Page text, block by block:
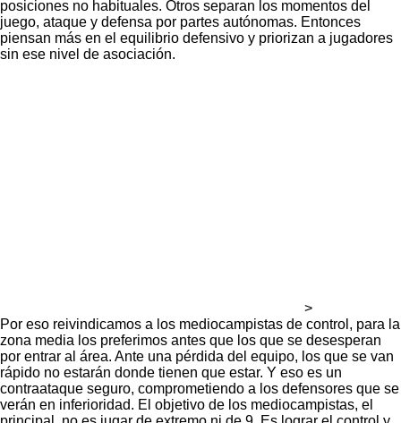
posiciones no habituales. Otros separan los momentos del
juego, ataque y defensa por partes autónomas. Entonces
piensan más en el equilibrio defensivo y priorizan a jugadores
sin ese nivel de asociación.
>
Por eso reivindicamos a los mediocampistas de control, para la
zona media los preferimos antes que los que se desesperan
por entrar al área. Ante una pérdida del equipo, los que se van
rápido no estarán donde tienen que estar. Y eso es un
contraataque seguro, comprometiendo a los defensores que se
verán en inferioridad. El objetivo de los mediocampistas, el